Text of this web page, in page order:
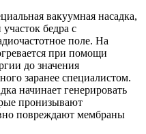
вакуумная насадка,
бедра с
поле. На
при помощи
до значения
заранее специалистом.
начинает генерировать
пронизывают
повреждают мембраны